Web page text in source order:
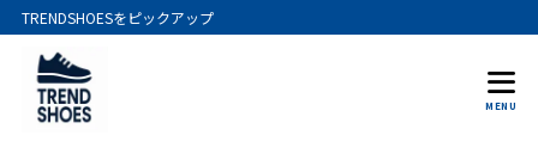
TRENDSHOESをピックアップ
MENU